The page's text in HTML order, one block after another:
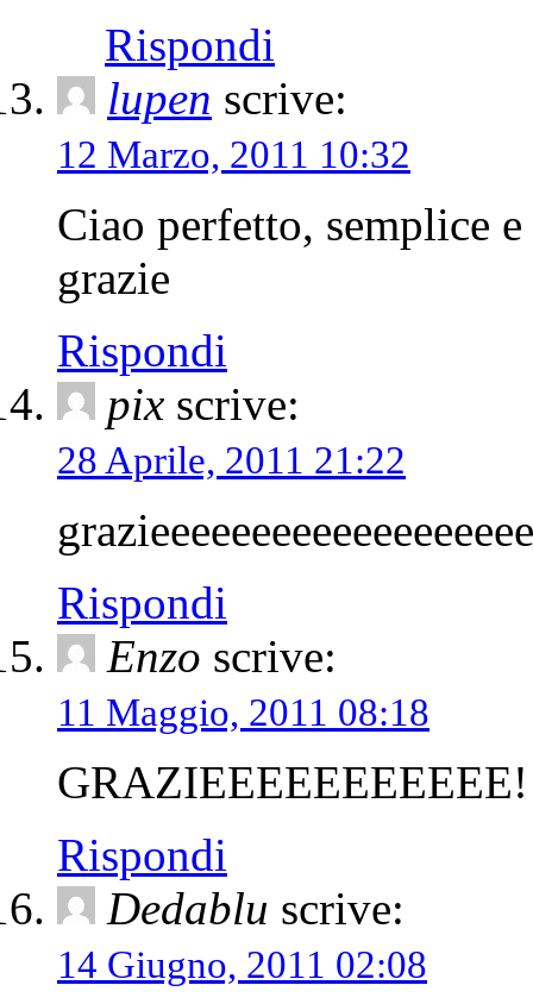
Rispondi
lupen scrive:
12 Marzo, 2011 10:32
Ciao perfetto, semplice
grazie
Rispondi
pix scrive:
28 Aprile, 2011 21:22
Rispondi
Enzo scrive:
11 Maggio, 2011 08:18
GRAZIEEEEEEEEEEE!
Rispondi
Dedablu scrive:
14 Giugno, 2011 02:08